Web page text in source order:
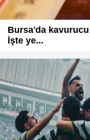
Bursa'da
İşte ye...